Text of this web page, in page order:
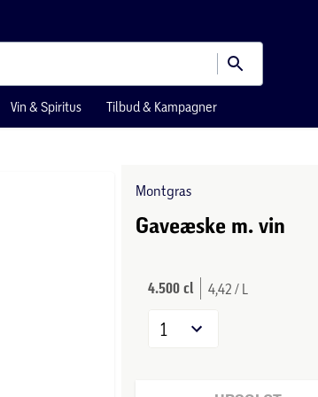
Vin & Spiritus Tilbud & Kampagner
Montgras
Gaveæske m. vin
4.500 cl 4,42 / L
1